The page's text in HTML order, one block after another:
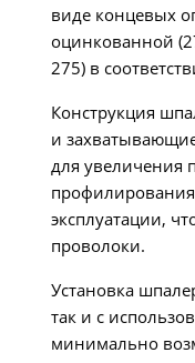
виде концевых
оцинкованной
275) в
Конструкция
и
для увеличения
профилирования
эксплуатации,
проволоки.
Установка
так и с
минимально